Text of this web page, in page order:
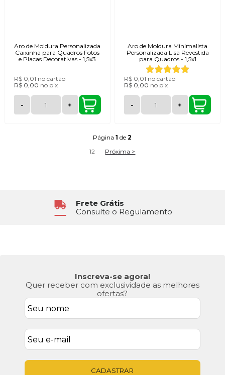
Aro de Moldura Personalizada
Caixinha para Quadros Fotos
e Placas Decorativas - 1,5x3
R$ 0,01 no cartão
R$ 0,00 no pix
- +
Aro de Moldura Minimalista
Personalizada Lisa Revestida
para Quadros - 1,5x1
R$ 0,01 no cartão
R$ 0,00 no pix
- +
Página1 de2
12 Próxima >
6x Sem Juros
No Cartão de Crédito
Atendimento
Segunda à Sexta das 8h30 às 17h
Inscreva-se agora!
Quer receber com exclusividade as melhores
ofertas?
CADASTRAR